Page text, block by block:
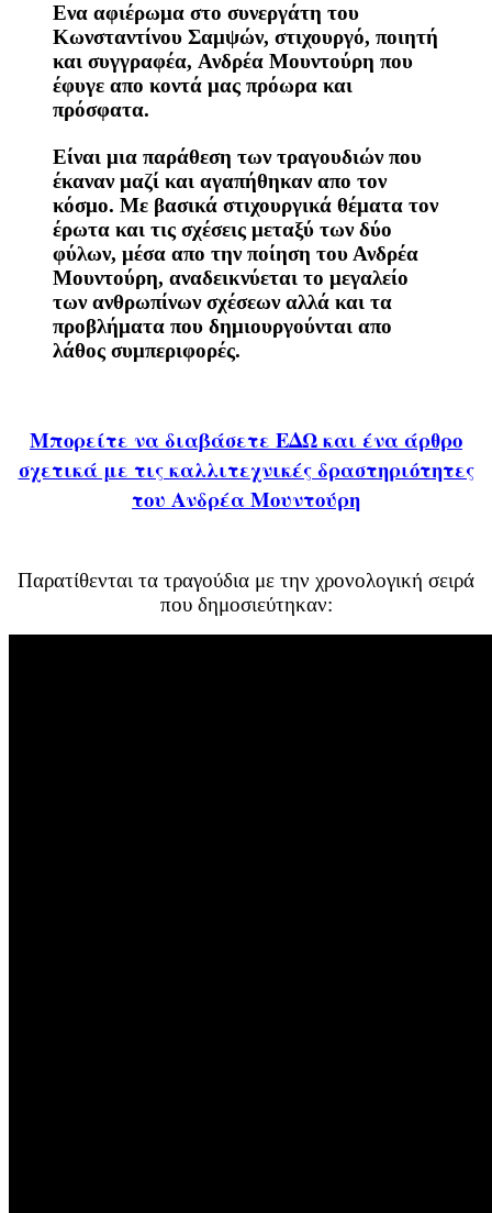
Ενα αφιέρωμα στο συνεργάτη του
Κωνσταντίνου Σαμψών, στιχουργό, ποιητή
και συγγραφέα, Ανδρέα Μουντούρη που
έφυγε απο κοντά μας πρόωρα και
πρόσφατα.
Είναι μια παράθεση των τραγουδιών που
έκαναν μαζί και αγαπήθηκαν απο τον
κόσμο. Με βασικά στιχουργικά θέματα τον
έρωτα και τις σχέσεις μεταξύ των δύο
φύλων, μέσα απο την ποίηση του Ανδρέα
Μουντούρη, αναδεικνύεται το μεγαλείο
των ανθρωπίνων σχέσεων αλλά και τα
προβλήματα που δημιουργούνται απο
λάθος συμπεριφορές.
Μπορείτε να διαβάσετε ΕΔΩ και ένα άρθρο
σχετικά με τις καλλιτεχνικές δραστηριότητες
του Ανδρέα Μουντούρη
Παρατίθενται τα τραγούδια με την χρονολογική σειρά
που δημοσιεύτηκαν: